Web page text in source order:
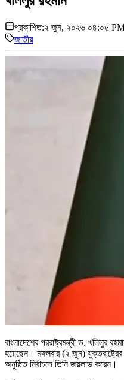
প্রকাশিত:২ জুন, ২০২৬ ০৪:০৫
জাতীয়
বাংলাদেশের পররাষ্ট্রমন্ত্রী ড. খলিলুর
হয়েছেন। মঙ্গলবার (২ জুন)
অনুষ্ঠিত নির্বাচনে তিনি জয়লাভ করেন।